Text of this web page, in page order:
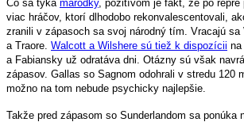
Čo sa týka maródky, pozitívom je fakt, že po repre
viac hráčov, ktorí dlhodobo rekonvalescentovali,
zranili v zápasoch sa svoj národný tím. Vracajú sa
a Traore. Walcott a Wilshere sú tiež k dispozícii na
a Fabiansky už odratáva dni. Otázny sú však
zápasov. Gallas so Sagnom odohrali v stredu 120
možno na tom nebude psychicky najlepšie.
Takže pred zápasom so Sunderlandom sa ponúka